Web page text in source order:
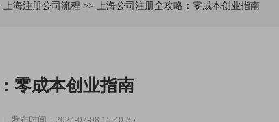
上海注册公司流程 >> 上海公司注册全攻略：零成本创业指南
零成本创业指南
发布时间：2024-07-08 15:40:35